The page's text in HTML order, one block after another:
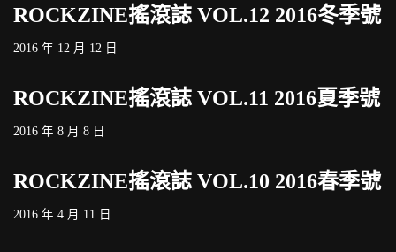
ROCKZINE搖滾誌 VOL.12 2016冬季號
2016 年 12 月 12 日
ROCKZINE搖滾誌 VOL.11 2016夏季號
2016 年 8 月 8 日
ROCKZINE搖滾誌 VOL.10 2016春季號
2016 年 4 月 11 日